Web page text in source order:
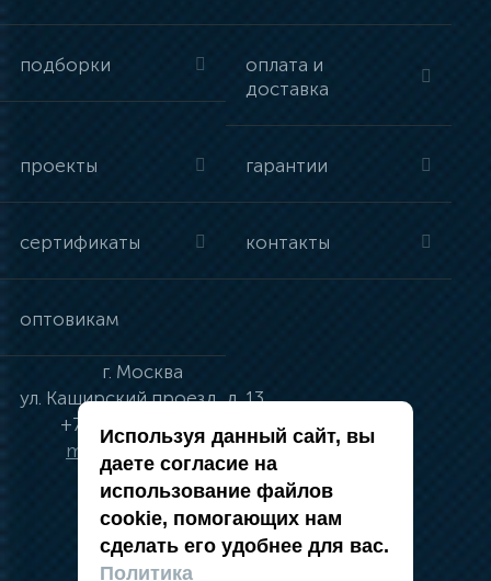
подборки
оплата и
доставка
проекты гарантии
сертификаты контакты
оптовикам
г. Москва
ул. Каширский проезд, д. 13
+7 (495) 134-41-83
moskva@vincci.ru
политика в отношении обработки
персональных данных
Используя данный сайт, вы
даете согласие на
использование файлов
cookie, помогающих нам
сделать его удобнее для вас.
Политика